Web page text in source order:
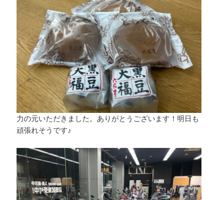
力の元いただきました。ありがとうございます！明日も
頑張れそうです♪